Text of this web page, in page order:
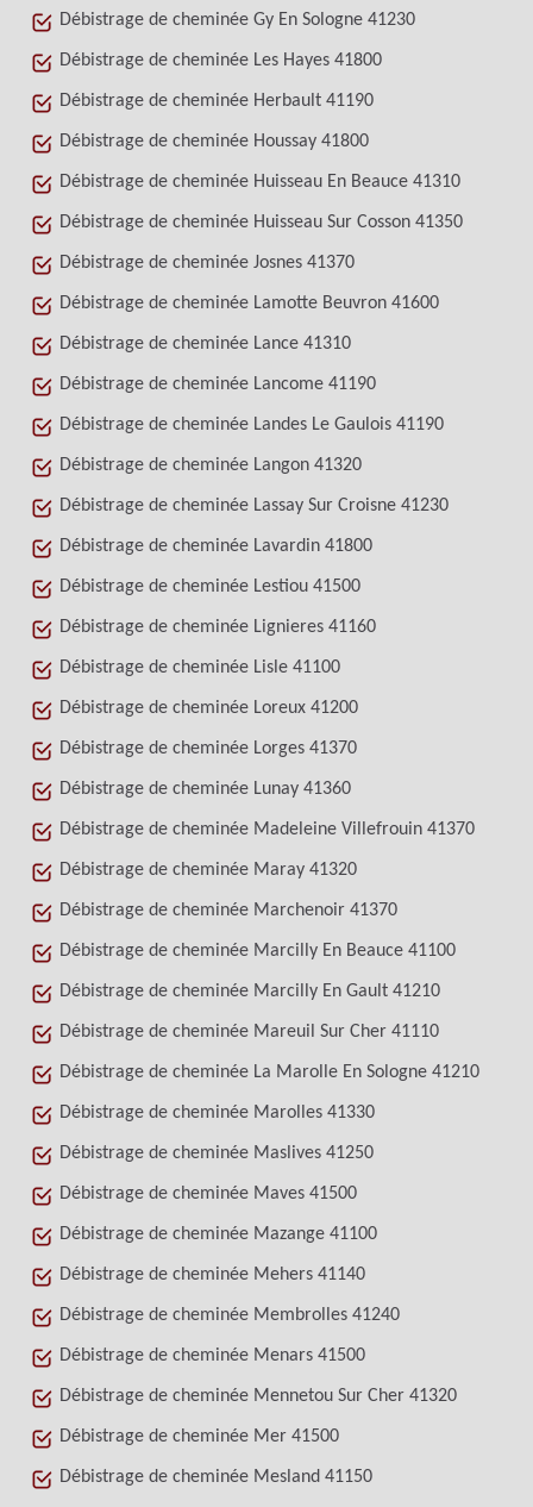
Débistrage de cheminée Gy En Sologne 41230
Débistrage de cheminée Les Hayes 41800
Débistrage de cheminée Herbault 41190
Débistrage de cheminée Houssay 41800
Débistrage de cheminée Huisseau En Beauce 41310
Débistrage de cheminée Huisseau Sur Cosson 41350
Débistrage de cheminée Josnes 41370
Débistrage de cheminée Lamotte Beuvron 41600
Débistrage de cheminée Lance 41310
Débistrage de cheminée Lancome 41190
Débistrage de cheminée Landes Le Gaulois 41190
Débistrage de cheminée Langon 41320
Débistrage de cheminée Lassay Sur Croisne 41230
Débistrage de cheminée Lavardin 41800
Débistrage de cheminée Lestiou 41500
Débistrage de cheminée Lignieres 41160
Débistrage de cheminée Lisle 41100
Débistrage de cheminée Loreux 41200
Débistrage de cheminée Lorges 41370
Débistrage de cheminée Lunay 41360
Débistrage de cheminée Madeleine Villefrouin 41370
Débistrage de cheminée Maray 41320
Débistrage de cheminée Marchenoir 41370
Débistrage de cheminée Marcilly En Beauce 41100
Débistrage de cheminée Marcilly En Gault 41210
Débistrage de cheminée Mareuil Sur Cher 41110
Débistrage de cheminée La Marolle En Sologne 41210
Débistrage de cheminée Marolles 41330
Débistrage de cheminée Maslives 41250
Débistrage de cheminée Maves 41500
Débistrage de cheminée Mazange 41100
Débistrage de cheminée Mehers 41140
Débistrage de cheminée Membrolles 41240
Débistrage de cheminée Menars 41500
Débistrage de cheminée Mennetou Sur Cher 41320
Débistrage de cheminée Mer 41500
Débistrage de cheminée Mesland 41150